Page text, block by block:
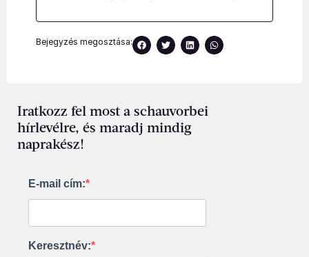
Bejegyzés megosztása:
Iratkozz fel most a schauvorbei
hírlevélre, és maradj mindig
naprakész!
E-mail cím:
Keresztnév: